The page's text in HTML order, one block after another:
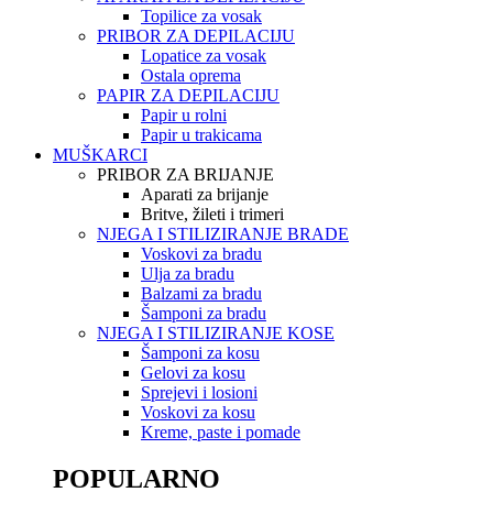
Topilice za vosak
PRIBOR ZA DEPILACIJU
Lopatice za vosak
Ostala oprema
PAPIR ZA DEPILACIJU
Papir u rolni
Papir u trakicama
MUŠKARCI
PRIBOR ZA BRIJANJE
Aparati za brijanje
Britve, žileti i trimeri
NJEGA I STILIZIRANJE BRADE
Voskovi za bradu
Ulja za bradu
Balzami za bradu
Šamponi za bradu
NJEGA I STILIZIRANJE KOSE
Šamponi za kosu
Gelovi za kosu
Sprejevi i losioni
Voskovi za kosu
Kreme, paste i pomade
POPULARNO